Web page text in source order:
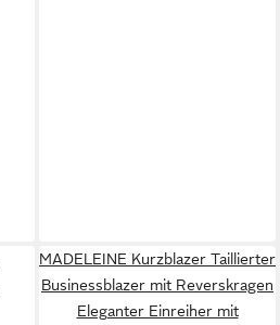
MADELEINE Kurzblazer Taillierter
Businessblazer mit Reverskragen
Eleganter Einreiher mit